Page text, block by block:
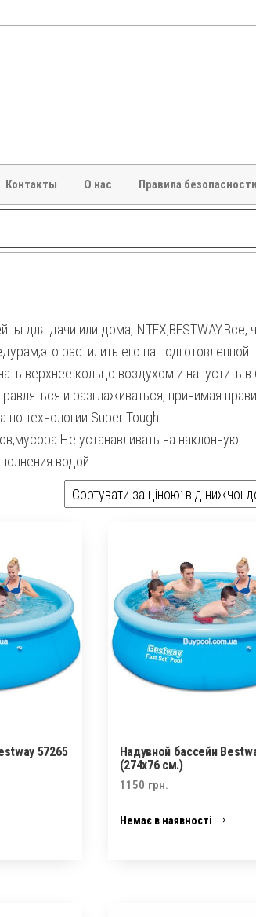
Контакты О нас Правила безопасности
для дачи или дома,INTEX,BESTWAY.Все,
растилить его на подготовленной
верхнее кольцо воздухом и напустить в
и разглаживаться, принимая
технологии Super Tough.
устанавливать на наклонную
водой.
57265
Надувной бассейн
(274х76 см.)
1150 грн.
Немає в наявності